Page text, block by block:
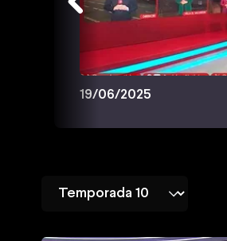
19/06/2025